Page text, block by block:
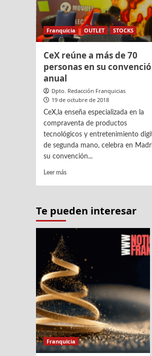
Franquicia OUTLET STOCKS
CeX reúne a más de 70
personas en su
anual
Dpto. Redacción Franquicias
19 de octubre de 2018
CeX,la enseña especializada en la
compraventa de productos
tecnológicos y entretenimiento
de segunda mano, celebra en
su convención...
Leer másLeer
reúne
más
de
personas
en
su
convención
anual
Te pueden interesar
Franquicia